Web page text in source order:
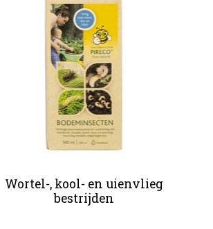
Wortel-, kool- en uienvlieg
bestrijden